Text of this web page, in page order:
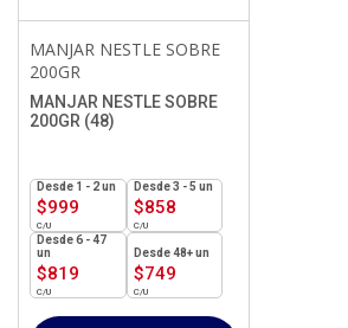
MANJAR NESTLE SOBRE
200GR
MANJAR NESTLE SOBRE
200GR (48)
$999
1 - 2un
$858
3 - 5 un
$819
6 - 47
un
$749
48+ un